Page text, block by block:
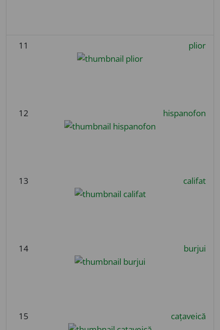
11 plior
12 hispanofon
13 califat
14 burjui
15 cațaveică